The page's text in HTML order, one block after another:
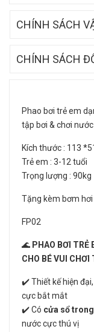
CHÍNH SÁCH
CHÍNH SÁCH
Phao bơi trẻ em
tập bơi & chơi
Kích thước : 113
Trẻ em : 3-12 tuổi
Trọng lượng : 90kg
Tặng kèm bơm hơi
FP02
🌊 PHAO BƠI TRẺ
CHO BÉ VUI CHƠI
✔️ Thiết kế hiện
cực bắt mắt
✔️ Có cửa sổ
nước cực thú vị